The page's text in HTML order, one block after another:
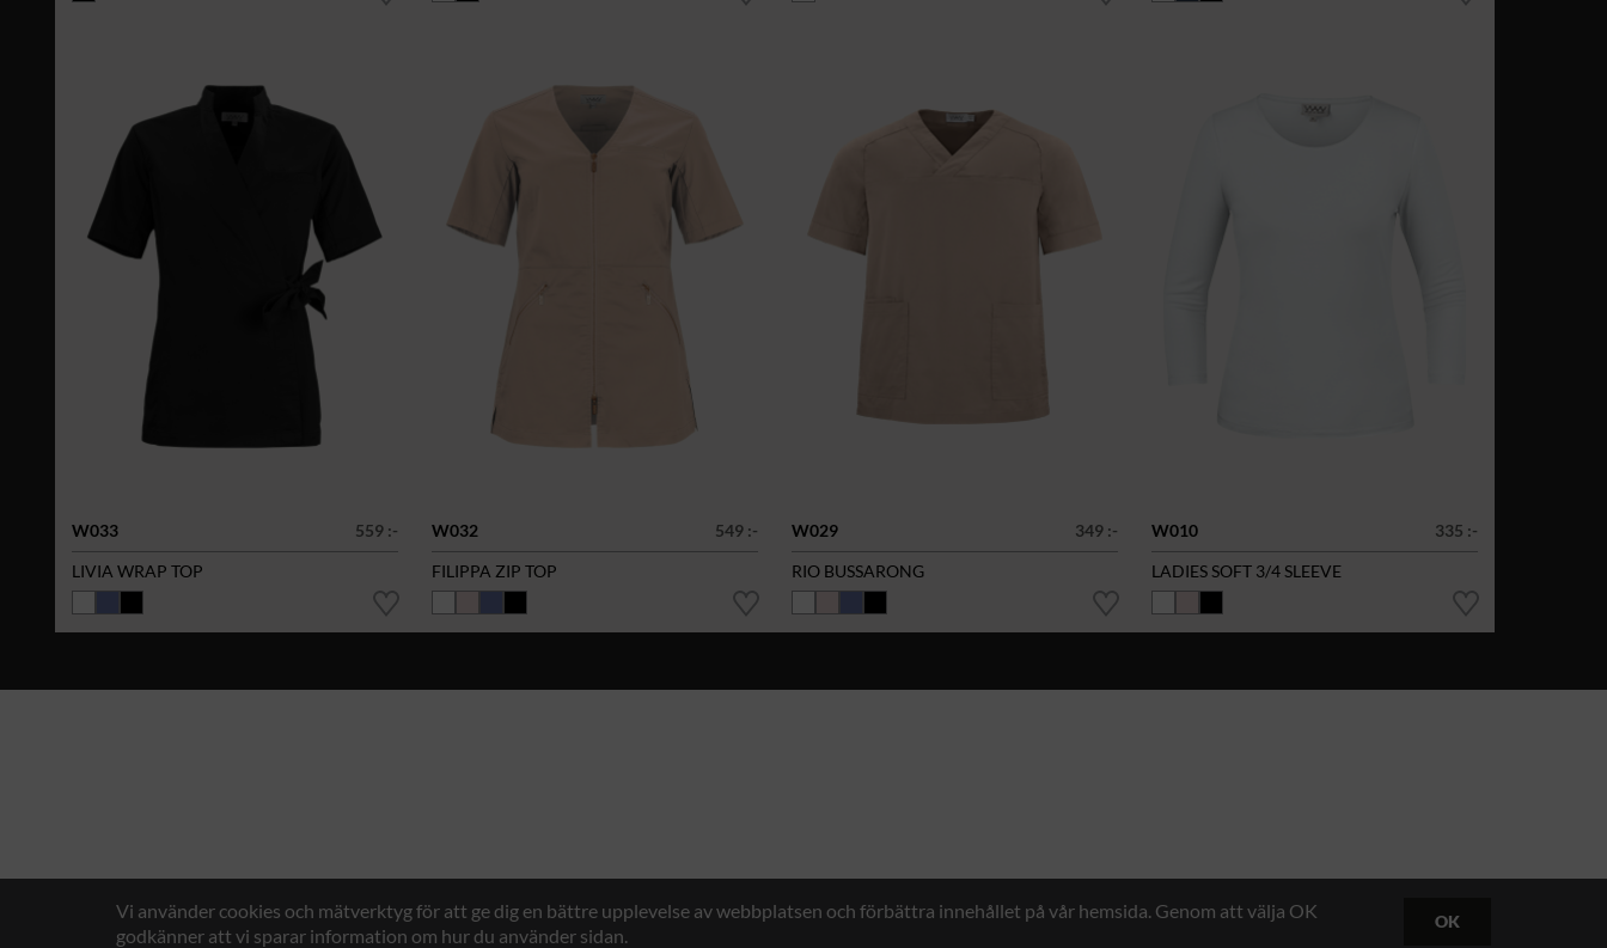
W033
559 :-
LIVIA WRAP TOP
W032
549 :-
FILIPPA ZIP TOP
W029
349 :-
RIO BUSSARONG
W010
335 :-
LADIES SOFT 3/4 SLEEVE
Vi använder cookies och mätverktyg för att ge dig en bättre upplevelse av webbplatsen och förbättra innehållet på vår hemsida. Genom att välja OK
godkänner att vi sparar information om hur du använder sidan.
OK